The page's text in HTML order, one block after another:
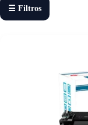
☰ Filtros